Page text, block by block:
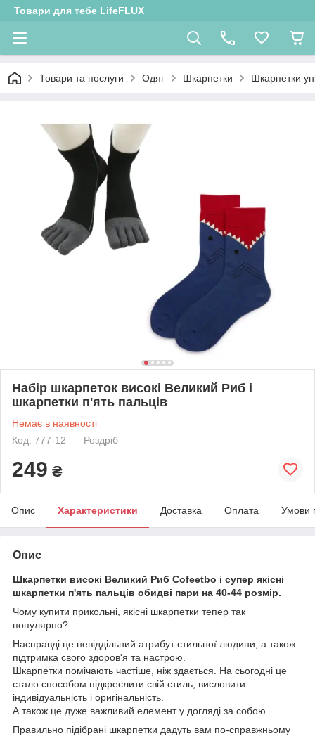
Товари для тебе LifeFLUX
Товари та послуги Одяг Шкарпетки Шкарпетки
Набір шкарпеток високі Великий Риб і
шкарпетки п'ять пальців
Немає в наявності
Код: 777-12
Роздріб
249 ₴
Опис Характеристики Доставка Оплата Умови
Опис
Шкарпетки високі Великий Риб Cofeetbo і супер якісні
шкарпетки п'ять пальців обидві пари на 40-44 розмір.
Чому купити прикольні, якісні шкарпетки тепер так
популярно?
Насправді це невіддільний атрибут стильної людини, а також
підтримка свого здоров'я та настрою.
Шкарпетки помічають частіше, ніж здається. На сьогодні це
стало способом підкреслити свій стиль, висловити
індивідуальність і оригінальність.
А також це дуже важливий елемент у догляді за собою.
Правильно підібрані шкарпетки дадуть вам по-справжньому